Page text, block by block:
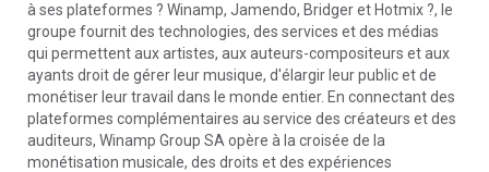
à ses plateformes ? Winamp, Jamendo, Bridger et Hotmix ?, le
groupe fournit des technologies, des services et des médias
qui permettent aux artistes, aux auteurs-compositeurs et aux
ayants droit de gérer leur musique, d'élargir leur public et de
monétiser leur travail dans le monde entier. En connectant des
plateformes complémentaires au service des créateurs et des
auditeurs, Winamp Group SA opère à la croisée de la
monétisation musicale, des droits et des expériences